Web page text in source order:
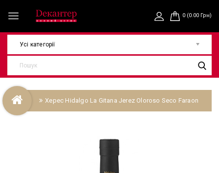
0 (0.00 Грн)
Усі категорії
Херес Hidalgo La Gitana Jerez Oloroso Seco Faraon